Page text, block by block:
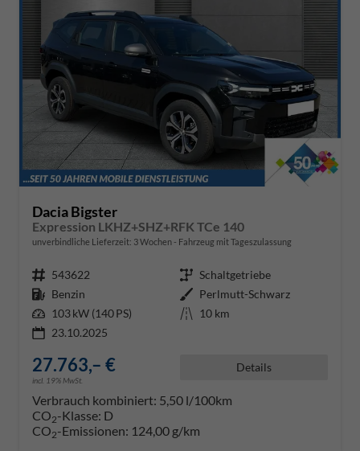
Dacia Bigster
Expression LKHZ+SHZ+RFK TCe 140
unverbindliche Lieferzeit: 3 Wochen Fahrzeug mit Tageszulassung
Fahrzeugnr. 543622 Getriebe Schaltgetriebe
Kraftstoff Benzin Außenfarbe Perlmutt-Schwarz
Leistung 103 kW (140 PS) Kilometerstand 10 km
23.10.2025
27.763,– €
incl. 19% MwSt.
Details
Verbrauch kombiniert: 5,50 l/100km
CO2-Klasse: D
CO2-Emissionen: 124,00 g/km